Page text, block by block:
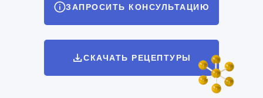
СКАЧАТЬ РЕЦЕПТУРЫ
ЗАПРОСИТЬ КОНСУЛЬТАЦИЮ